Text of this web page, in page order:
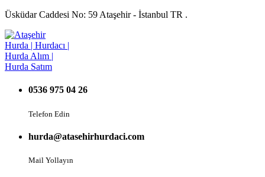
Üsküdar Caddesi No: 59 Ataşehir - İstanbul TR .
0536 975 04 26
Telefon Edin
hurda@atasehirhurdaci.com
Mail Yollayın